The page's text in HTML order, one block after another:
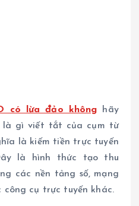
có lừa đảo không hãy
là gì viết tắt của cụm từ
là kiếm tiền trực tuyến
là hình thức tạo thu
các nền tảng số, mạng
công cụ trực tuyến khác.